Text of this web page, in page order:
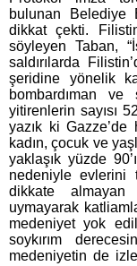
bulunan Belediye
dikkat çekti.
söyleyen Taban,
saldırılarda
şeridine yönelik
bombardıman ve
yitirenlerin sayısı
yazık ki Gazze’de
kadın, çocuk ve
yaklaşık yüzde
nedeniyle evlerini
dikkate almayan
uymayarak
medeniyet yok
soykırım
medeniyetin de